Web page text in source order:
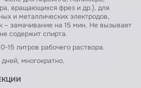
вращающихся фрез и др.), для
и металлических электродов,
– замачивание на 15 мин. Не вызывает
содержит спирта.
15 литров рабочего раствора.
многократно.